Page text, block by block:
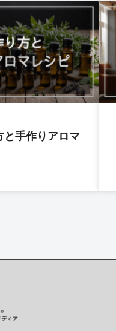
と手作りアロマ